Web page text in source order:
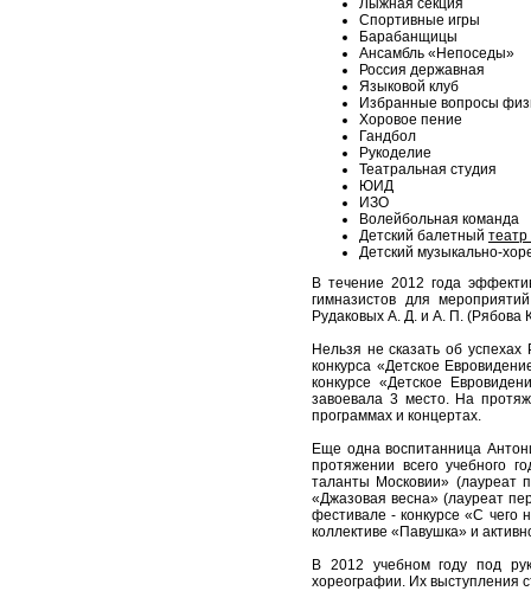
Лыжная секция
Спортивные игры
Барабанщицы
Ансамбль «Непоседы»
Россия державная
Языковой клуб
Избранные вопросы
Хоровое пение
Гандбол
Рукоделие
Театральная студия
ЮИД
ИЗО
Волейбольная команда
Детский балетный театр
Детский музыкально-
В течение 2012 года
гимназистов для
Рудаковых А. Д. и А. П. (Рябова
Нельзя не сказать об
конкурса «Детское
конкурсе «Детское
завоевала 3 место. На
программах и концертах.
Еще одна воспитанница
протяжении всего учебного
таланты Московии» (лауреат
«Джазовая весна» (лауреат
фестивале - конкурсе «С чего
коллективе «Павушка» и
В 2012 учебном году под
хореографии. Их выступления